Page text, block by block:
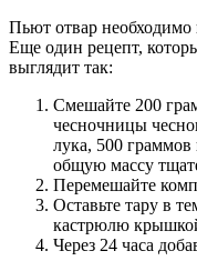
Пьют отвар
Еще один рецепт,
выглядит так:
Смешайте 200
чесночницы
лука, 500
общую массу
Перемешайте
Оставьте тару в
кастрюлю
Через 24 часа